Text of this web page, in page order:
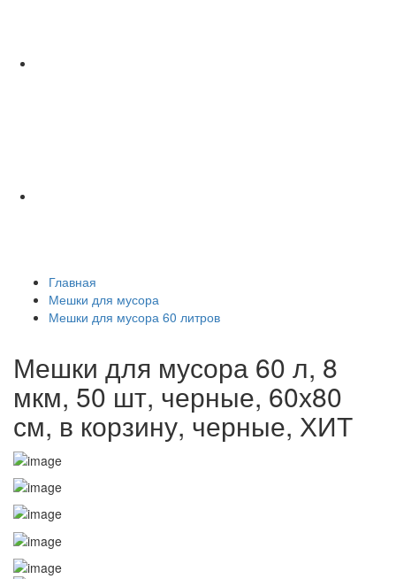
Главная
Мешки для мусора
Мешки для мусора 60 литров
Мешки для мусора 60 л, 8
мкм, 50 шт, черные, 60х80
см, в корзину, черные, ХИТ